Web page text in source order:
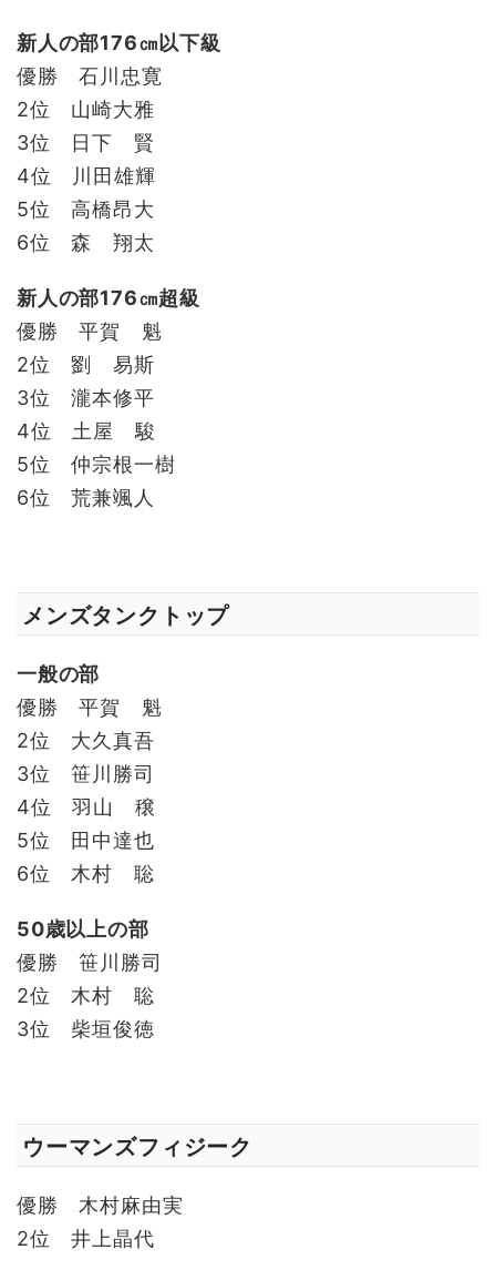
新人の部176㎝以下級
優勝 石川忠寛
2位 山崎大雅
3位 日下 賢
4位 川田雄輝
5位 高橋昂大
6位 森 翔太
新人の部176㎝超級
優勝 平賀 魁
2位 劉 易斯
3位 瀧本修平
4位 土屋 駿
5位 仲宗根一樹
6位 荒兼颯人
メンズタンクトップ
一般の部
優勝 平賀 魁
2位 大久真吾
3位 笹川勝司
4位 羽山 穣
5位 田中達也
6位 木村 聡
50歳以上の部
優勝 笹川勝司
2位 木村 聡
3位 柴垣俊徳
ウーマンズフィジーク
優勝 木村麻由実
2位 井上晶代